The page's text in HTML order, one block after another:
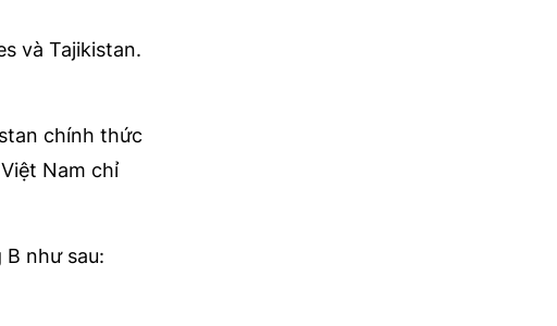
và Tajikistan.
chính thức
Nam chỉ
như sau: